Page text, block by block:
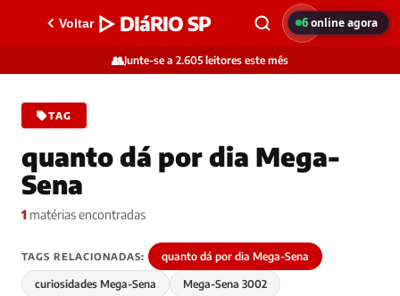
Voltar ▷ DIáRIO SP
👥Junte-se a 2.605 leitores este mês
TAG
quanto dá por dia Mega-
Sena
1 matérias encontradas
TAGS RELACIONADAS: quanto dá por dia Mega-Sena
curiosidades Mega-Sena Mega-Sena 3002
6online agora